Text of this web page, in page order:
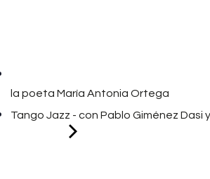
la poeta María Antonia Ortega
Tango Jazz - con Pablo Giménez Dasi